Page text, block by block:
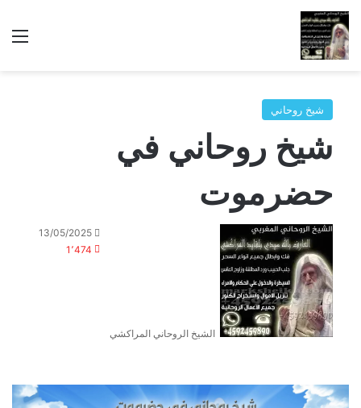
شيخ روحاني
شيخ روحاني في
حضرموت
الشيخ الروحاني المراكشي
13/05/2025
1٬474